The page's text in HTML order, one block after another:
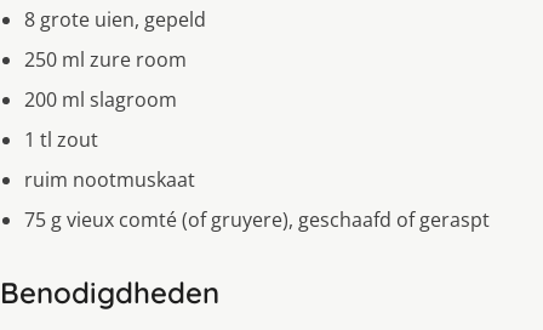
8 grote uien, gepeld
250 ml zure room
200 ml slagroom
1 tl zout
ruim nootmuskaat
75 g vieux comté (of gruyere), geschaafd of geraspt
Benodigdheden